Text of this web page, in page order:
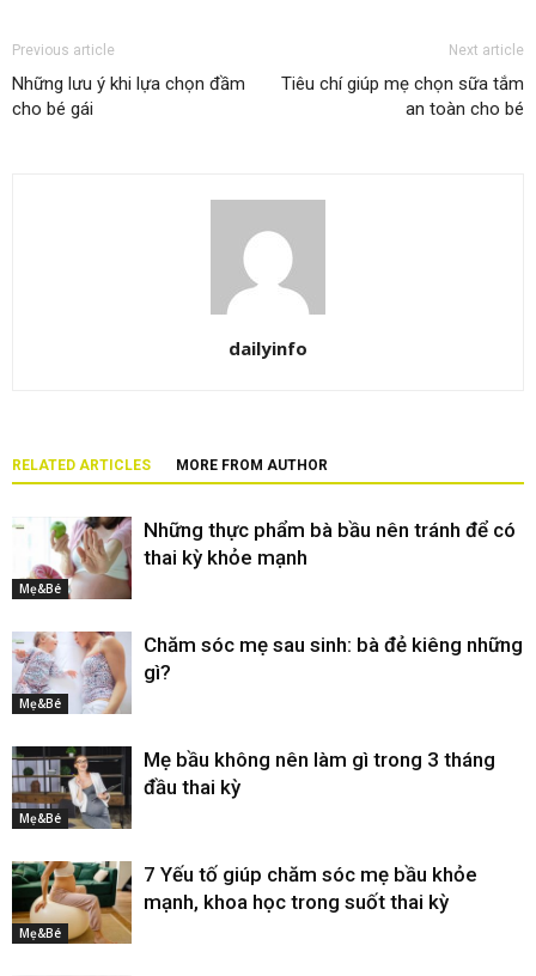
Previous article
Những lưu ý khi lựa chọn đầm
cho bé gái
Next article
Tiêu chí giúp mẹ chọn sữa tắm
an toàn cho bé
dailyinfo
RELATED ARTICLES MORE FROM AUTHOR
Mẹ&Bé
Những thực phẩm bà bầu nên tránh để có
thai kỳ khỏe mạnh
Mẹ&Bé
Chăm sóc mẹ sau sinh: bà đẻ kiêng những
gì?
Mẹ&Bé
Mẹ bầu không nên làm gì trong 3 tháng
đầu thai kỳ
Mẹ&Bé
7 Yếu tố giúp chăm sóc mẹ bầu khỏe
mạnh, khoa học trong suốt thai kỳ